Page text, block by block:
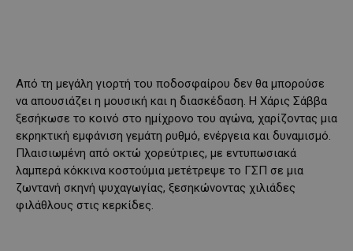
Από τη μεγάλη γιορτή του ποδοσφαίρου δεν θα μπορούσε
να απουσιάζει η μουσική και η διασκέδαση. Η Χάρις Σάββα
ξεσήκωσε το κοινό στο ημίχρονο του αγώνα, χαρίζοντας μια
εκρηκτική εμφάνιση γεμάτη ρυθμό, ενέργεια και δυναμισμό.
Πλαισιωμένη από οκτώ χορεύτριες, με εντυπωσιακά
λαμπερά κόκκινα κοστούμια μετέτρεψε το ΓΣΠ σε μια
ζωντανή σκηνή ψυχαγωγίας, ξεσηκώνοντας χιλιάδες
φιλάθλους στις κερκίδες.